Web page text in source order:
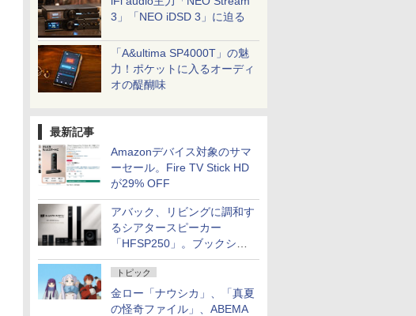
3」「NEO iDSD 3」に迫る
「A&ultima SP4000T」の魅
力！ポケットに入るオーディ
オの醍醐味
最新記事
Amazonデバイス対象のサマ
ーセール。Fire TV Stick HD
が29% OFF
アバック、リビングに調和す
るシアタースピーカー
「HFSP250」。ブックシェ
ルフはペア3万円以下
トピック
金ロー「ナウシカ」、「真夏
の怪奇ファイル」、ABEMA